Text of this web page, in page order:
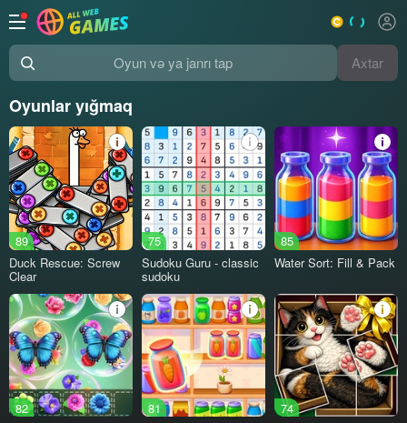
Oyun və ya janrı tap Axtar
Oyunlar yığmaq
89
Duck Rescue: Screw
Clear
75
Sudoku Guru - classic
sudoku
85
Water Sort: Fill & Pack
82
81
74